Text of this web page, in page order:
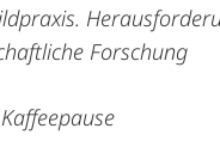
Forschung
Kaffeepause